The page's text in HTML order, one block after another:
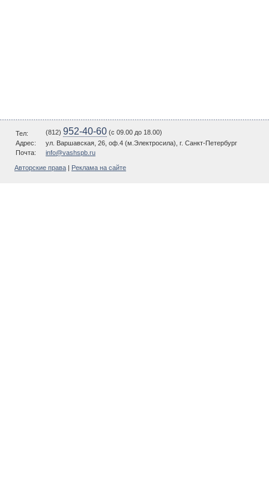
Тел: (812) 952-40-60 (c 09.00 до 18.00)
Адрес:
ул. Варшавская, 26, оф.4 (м.Электросила), г. Санкт-Петербург
Почта:
info@vashspb.ru
Авторские права Реклама на сайте